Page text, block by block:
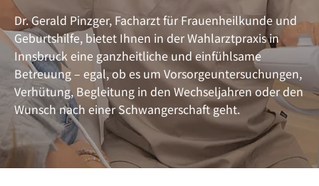
Dr. Gerald Pinzger, Facharzt für Frauenheilkunde und
Geburtshilfe, bietet Ihnen in der Wahlarztpraxis in
Innsbruck eine ganzheitliche und einfühlsame
Betreuung – egal, ob es um Vorsorgeuntersuchungen,
Verhütung, Begleitung in den Wechseljahren oder den
Wunsch nach einer Schwangerschaft geht.